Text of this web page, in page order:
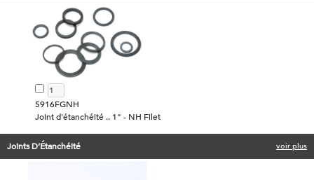
5916FGNH
Joint d'étanchéité .. 1" - NH Filet
Joints D’Étanchéité voir plus